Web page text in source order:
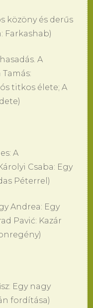
közöny és derűs
Farkashab)
A
titkos élete; A
A
Csaba: Egy
Péterrel)
Andrea: Egy
Pavić: Kazár
Egy nagy
fordítása)